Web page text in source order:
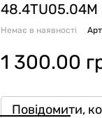
48.4TU05.04M
Немає в наявності
1 300.00
Повідомити,